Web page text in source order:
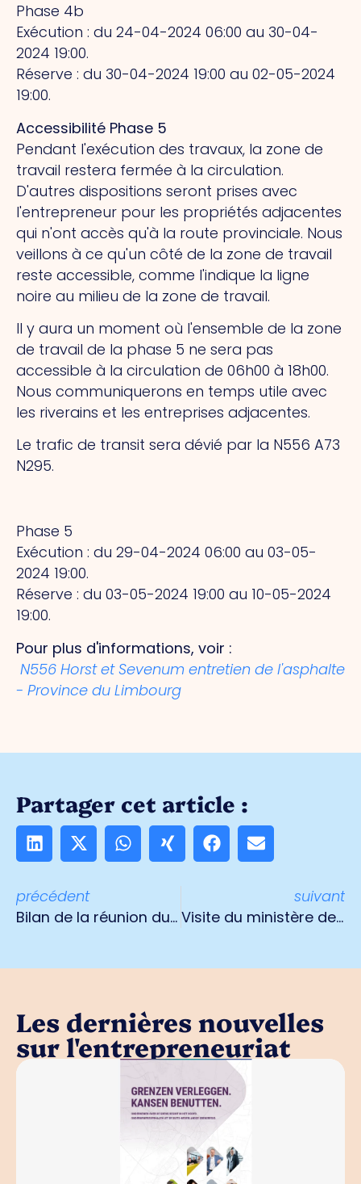
Phase 4b
Exécution : du 24-04-2024 06:00 au 30-04-
2024 19:00.
Réserve : du 30-04-2024 19:00 au 02-05-2024
19:00.
Accessibilité Phase 5
Pendant l'exécution des travaux, la zone de
travail restera fermée à la circulation.
D'autres dispositions seront prises avec
l'entrepreneur pour les propriétés adjacentes
qui n'ont accès qu'à la route provinciale. Nous
veillons à ce qu'un côté de la zone de travail
reste accessible, comme l'indique la ligne
noire au milieu de la zone de travail.
Il y aura un moment où l'ensemble de la zone
de travail de la phase 5 ne sera pas
accessible à la circulation de 06h00 à 18h00.
Nous communiquerons en temps utile avec
les riverains et les entreprises adjacentes.
Le trafic de transit sera dévié par la N556 A73
N295.
Phase 5
Exécution : du 29-04-2024 06:00 au 03-05-
2024 19:00.
Réserve : du 03-05-2024 19:00 au 10-05-2024
19:00.
Pour plus d'informations, voir :
N556 Horst et Sevenum entretien de l'asphalte
- Province du Limbourg
Partager cet article :
précédent
Bilan de la réunion du Nouvel An
suivant
Visite du ministère de l'OCW à Venlo
Les dernières nouvelles
sur l'entrepreneuriat